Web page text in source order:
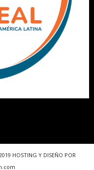
HOSTING Y DISEÑO POR